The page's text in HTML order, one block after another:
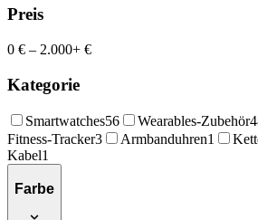
Preis
0 € – 2.000+ €
Kategorie
Smartwatches56 Wearables-Zubehör
Fitness-Tracker3 Armbanduhren1
Kabel1
Farbe